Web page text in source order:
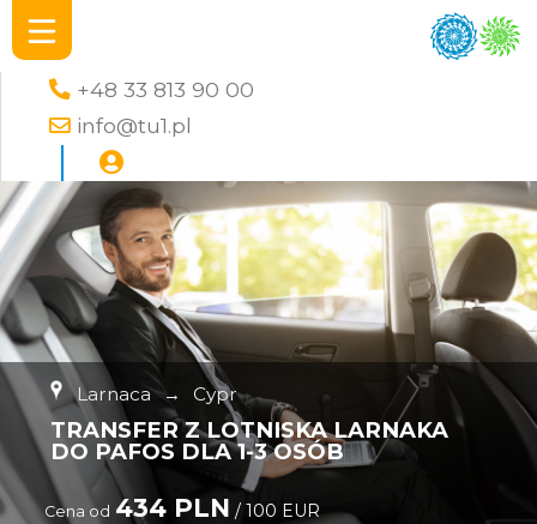
+48 33 813 90 00
info@tu1.pl
Larnaca → Cypr
TRANSFER Z LOTNISKA LARNAKA
DO PAFOS DLA 1-3 OSÓB
Cena od 434 PLN / 100 EUR